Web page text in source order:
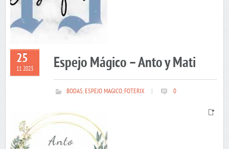
25
11 2023 Espejo Mágico – Anto y Mati
BODAS,ESPEJO MAGICO,FOTERIX 0